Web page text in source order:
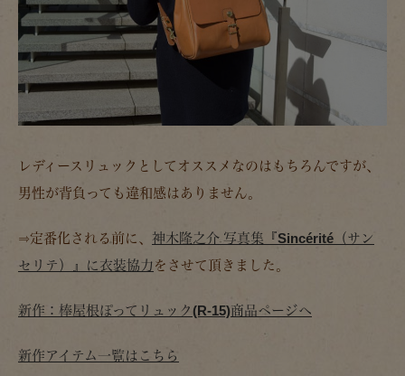
レディースリュックとしてオススメなのはもちろんですが、
男性が背負っても違和感はありません。
⇒定番化される前に、 神木隆之介 写真集『Sincérité（サン
セリテ）』に衣装協力をさせて頂きました。
新作：棒屋根ぽってリュック(R-15)商品ページへ
新作アイテム一覧はこちら